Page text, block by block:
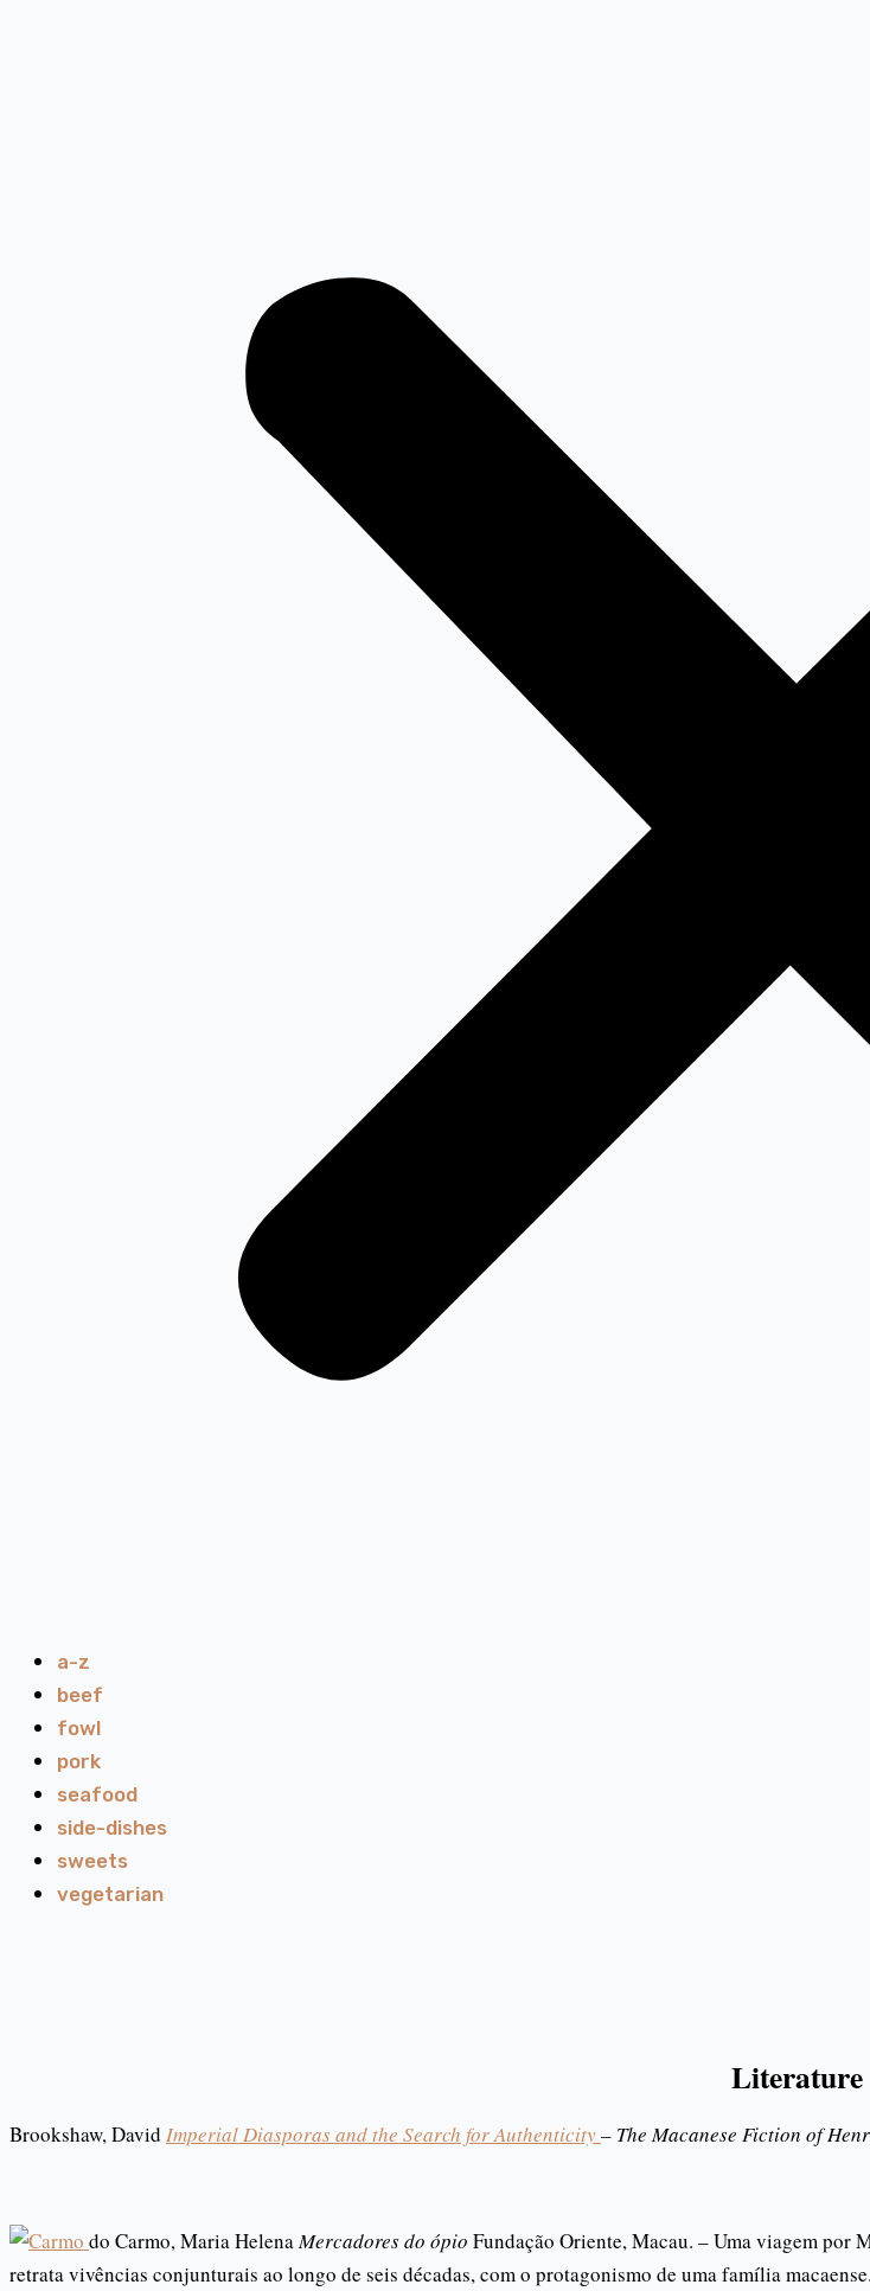
a-z
beef
fowl
pork
seafood
side-dishes
sweets
vegetarian
Literature
Brookshaw, David Imperial Diasporas and the Search for Authenticity– The Macanese Fiction of
do Carmo, Maria HelenaMercadores do ópio Fundação Oriente, Macau. –Uma viagem por
retrata vivências conjunturais ao longo de seis décadas, com o protagonismo de uma família